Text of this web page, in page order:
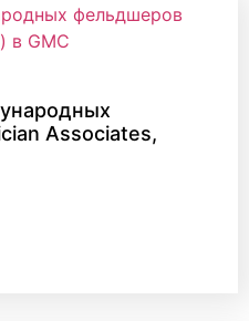
Associates,